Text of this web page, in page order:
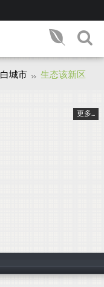
白城市 生态该新区
更多...